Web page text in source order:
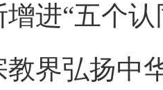
进“五个
界弘扬中